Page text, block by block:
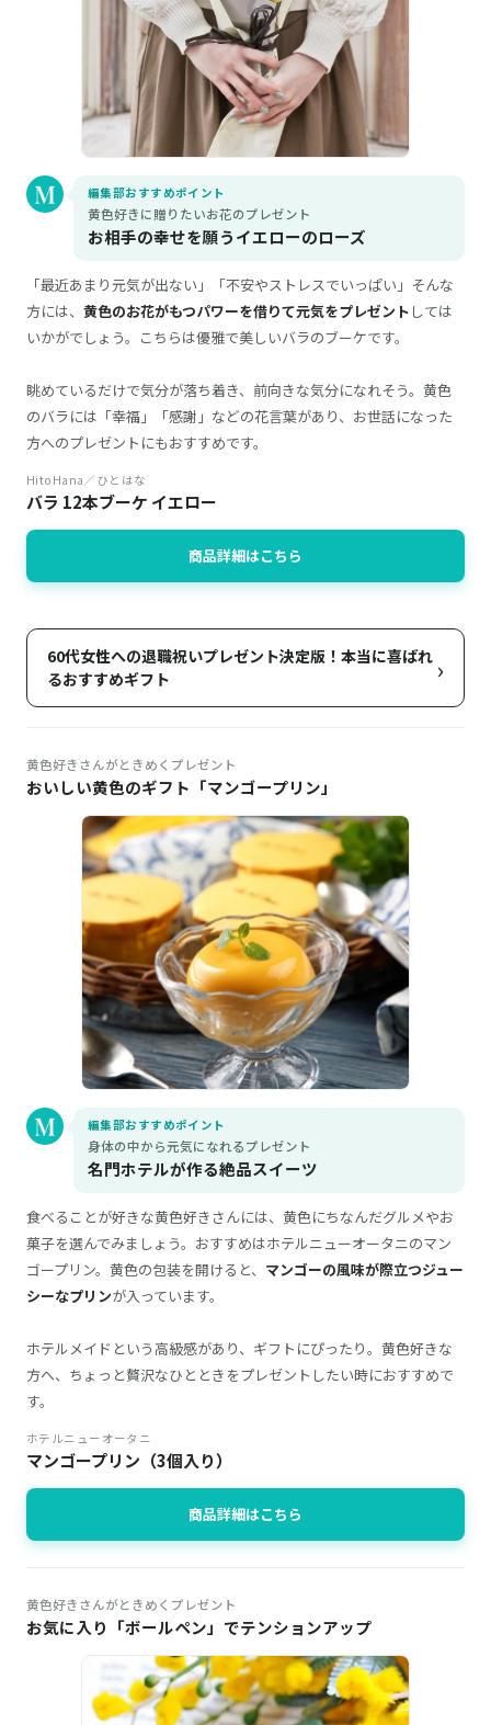
編集部おすすめポイント
黄色好きに贈りたいお花のプレゼント
お相手の幸せを願うイエローのローズ
「最近あまり元気が出ない」「不安やストレスでいっぱい」そんな
方には、 黄色のお花がもつパワーを借りて元気をプレゼント しては
いかがでしょう。こちらは優雅で美しいバラのブーケです。
眺めているだけで気分が落ち着き、前向きな気分になれそう。黄色
のバラには「幸福」「感謝」などの花言葉があり、お世話になった
方へのプレゼントにもおすすめです。
HitoHana／ひとはな
バラ 12本ブーケ イエロー
商品詳細はこちら
60代女性への退職祝いプレゼント決定版！本当に喜ばれ
るおすすめギフト
›
黄色好きさんがときめくプレゼント
おいしい黄色のギフト「マンゴープリン」
編集部おすすめポイント
身体の中から元気になれるプレゼント
名門ホテルが作る絶品スイーツ
食べることが好きな黄色好きさんには、黄色にちなんだグルメやお
菓子を選んでみましょう。おすすめはホテルニューオータニのマン
ゴープリン。黄色の包装を開けると、 マンゴーの風味が際立つジュー
シーなプリンが入っています。
ホテルメイドという高級感があり、ギフトにぴったり。黄色好きな
方へ、ちょっと贅沢なひとときをプレゼントしたい時におすすめで
す。
ホテルニューオータニ
マンゴープリン（3個入り）
商品詳細はこちら
黄色好きさんがときめくプレゼント
お気に入り「ボールペン」でテンションアップ